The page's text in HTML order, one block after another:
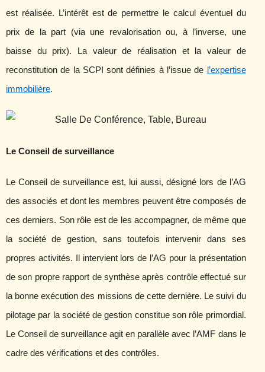
est réalisée. L’intérêt est de permettre le calcul éventuel du
prix de la part (via une revalorisation ou, à l’inverse, une
baisse du prix). La valeur de réalisation et la valeur de
reconstitution de la SCPI sont définies à l’issue de
l’expertise
immobilière.
Le Conseil de surveillance
Le Conseil de surveillance est, lui aussi, désigné lors de l’AG
des associés et dont les membres peuvent être composés de
ces derniers. Son rôle est de les accompagner, de même que
la société de gestion, sans toutefois intervenir dans ses
propres activités. Il intervient lors de l’AG pour la présentation
de son propre rapport de synthèse après contrôle effectué sur
la bonne exécution des missions de cette dernière. Le suivi du
pilotage par la société de gestion constitue son rôle primordial.
Le Conseil de surveillance agit en parallèle avec l’AMF dans le
cadre des vérifications et des contrôles.